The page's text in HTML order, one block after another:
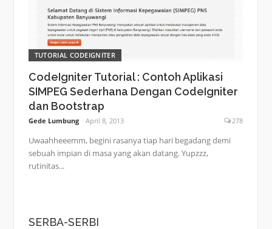
TUTORIAL CODEIGNITER
CodeIgniter Tutorial : Contoh Aplikasi
SIMPEG Sederhana Dengan CodeIgniter
dan Bootstrap
Gede Lumbung April 8, 2013 278
Uwaahheeemm, begini rasanya tiap hari begadang demi
sebuah impian di masa yang akan datang. Yupzzz,
rutinitas...
SERBA-SERBI